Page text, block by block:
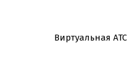
Виртуальная АТС